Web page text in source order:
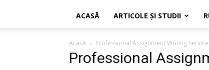
ACASĂ ARTICOLE ŞI STUDII
Acasă Professional Assignment Writing
Professional